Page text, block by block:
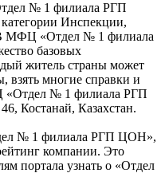
№ 1 филиала РГП
Инспекции,
МФЦ «Отдел № 1 филиала
базовых
житель страны может
взять многие справки и
«Отдел № 1 филиала РГП
Костанай, Казахстан.
№ 1 филиала РГП ЦОН»,
компании. Это
портала узнать о «Отдел